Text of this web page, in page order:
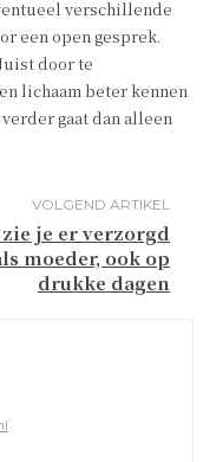
verschillende
een open gesprek.
door te
lichaam beter kennen
gaat dan alleen
VOLGEND ARTIKEL
zie je er verzorgd
moeder, ook op
drukke dagen